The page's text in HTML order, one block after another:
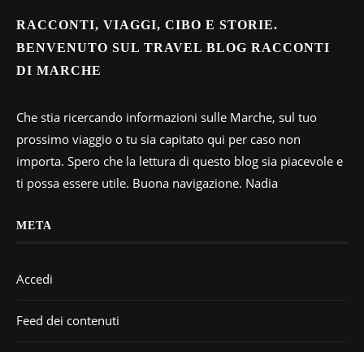
RACCONTI, VIAGGI, CIBO E STORIE.
BENVENUTO SUL TRAVEL BLOG RACCONTI
DI MARCHE
Che stia ricercando informazioni sulle Marche, sul tuo
prossimo viaggio o tu sia capitato qui per caso non
importa. Spero che la lettura di questo blog sia piacevole e
ti possa essere utile. Buona navigazione. Nadia
META
Accedi
Feed dei contenuti